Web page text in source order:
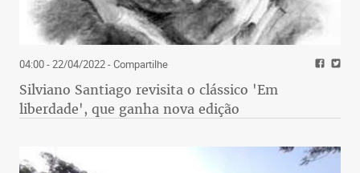
04:00 - 22/04/2022- Compartilhe
Silviano Santiago revisita o clássico 'Em
liberdade', que ganha nova edição